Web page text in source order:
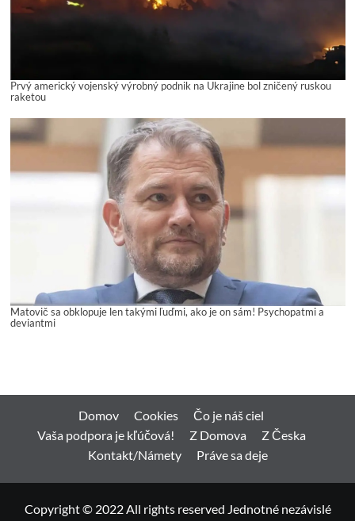
Prvý americký vojenský výrobný podnik na Ukrajine bol zničený ruskou
raketou
Matovič sa obklopuje len takými ľuďmi, ako je on sám! Psychopatmi a
deviantmi
Domov Cookies
Čo je náš ciel
Vaša podpora je kľúčová!
Z Domova
Z Česka
Kontakt/Námety
Práve sa deje
Copyright © 2022 All rights reserved Jednotné nezávislé